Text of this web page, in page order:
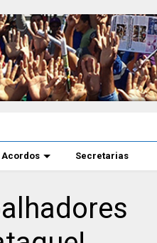
Acordos Secretarias